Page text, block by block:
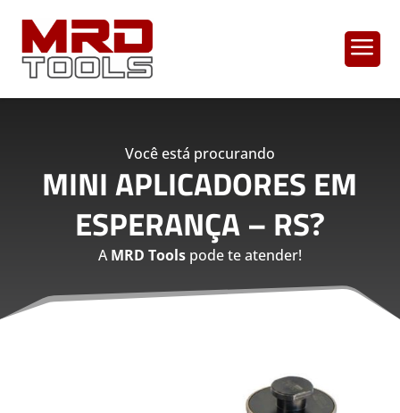
a
Você está procurando
MINI APLICADORES EM
ESPERANÇA – RS?
AMRD Toolspode te atender!